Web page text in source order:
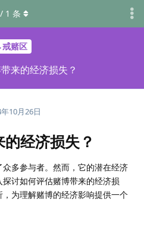
戒赌区
来的经济损失？
/ 1 条
10月26日
经济损失？
多参与者。然而，它的潜在经济
讨如何评估赌博带来的经济损
为理解赌博的经济影响提供一个